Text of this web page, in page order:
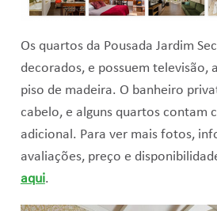
Os quartos da Pousada Jardim
decorados, e possuem televisão,
piso de madeira. O banheiro
cabelo, e alguns quartos contam
adicional. Para ver mais fotos,
avaliações, preço e
aqui.